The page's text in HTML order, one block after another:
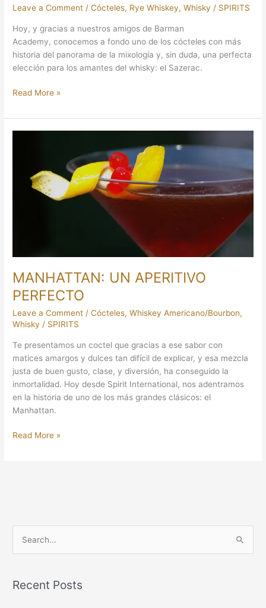
Leave a Comment /Cócteles, Rye Whiskey,Whisky / SPIRITS
Hoy, y gracias a nuestros amigos de Barman
Academy, conocemos a fondo uno de los cócteles con más
historia del panorama de la mixología y, sin duda, una perfecta
elección para los amantes del whisky: el Sazerac.
Read More »
MANHATTAN: UN APERITIVO
PERFECTO
Leave a Comment /Cócteles,Whiskey Americano/Bourbon,
Whisky / SPIRITS
Te presentamos un coctel que gracias a ese sabor con
matices amargos y dulces tan difícil de explicar, y esa mezcla
justa de buen gusto, clase, y diversión, ha conseguido la
inmortalidad. Hoy desde Spirit International, nos adentramos
en la historia de uno de los más grandes clásicos: el
Manhattan.
PERFECTO
Read More »
rRecent Posts